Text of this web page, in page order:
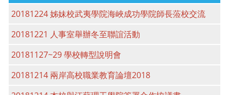
20181224 姊妹校武夷學院海峽成功學院師長蒞校交流
20181221 人事室舉辦冬至聯誼活動
20181127~29 學校轉型說明會
20181214 兩岸高校職業教育論壇2018